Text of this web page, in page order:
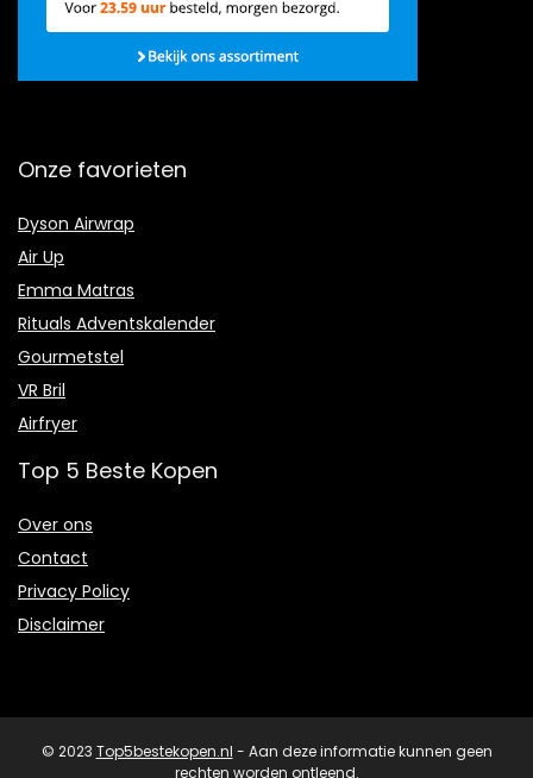
Onze favorieten
Dyson Airwrap
Air Up
Emma Matras
Rituals Adventskalender
Gourmetstel
VR Bril
Airfryer
Top 5 Beste Kopen
Over ons
Contact
Privacy Policy
Disclaimer
© 2023 Top5bestekopen.nl - Aan deze informatie kunnen geen
rechten worden ontleend.